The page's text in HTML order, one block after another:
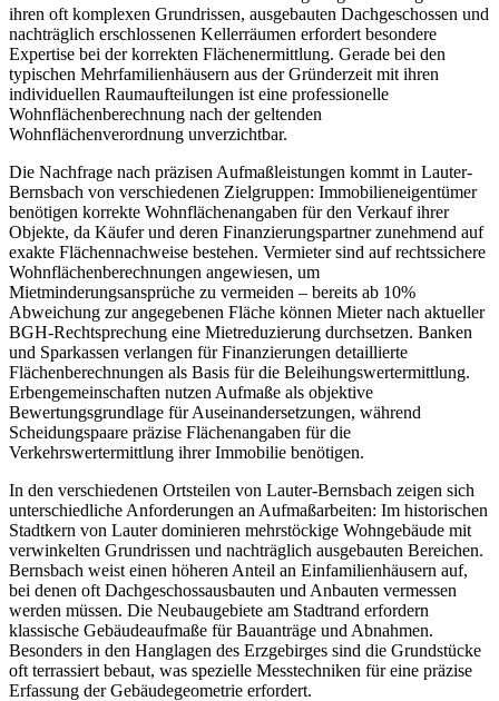
ihren oft komplexen Grundrissen, ausgebauten Dachgeschossen und
nachträglich erschlossenen Kellerräumen erfordert besondere
Expertise bei der korrekten Flächenermittlung. Gerade bei den
typischen Mehrfamilienhäusern aus der Gründerzeit mit ihren
individuellen Raumaufteilungen ist eine professionelle
Wohnflächenberechnung nach der geltenden
Wohnflächenverordnung unverzichtbar.
Die Nachfrage nach präzisen Aufmaßleistungen kommt in Lauter-
Bernsbach von verschiedenen Zielgruppen: Immobilieneigentümer
benötigen korrekte Wohnflächenangaben für den Verkauf ihrer
Objekte, da Käufer und deren Finanzierungspartner zunehmend auf
exakte Flächennachweise bestehen. Vermieter sind auf rechtssichere
Wohnflächenberechnungen angewiesen, um
Mietminderungsansprüche zu vermeiden – bereits ab 10%
Abweichung zur angegebenen Fläche können Mieter nach aktueller
BGH-Rechtsprechung eine Mietreduzierung durchsetzen. Banken
und Sparkassen verlangen für Finanzierungen detaillierte
Flächenberechnungen als Basis für die Beleihungswertermittlung.
Erbengemeinschaften nutzen Aufmaße als objektive
Bewertungsgrundlage für Auseinandersetzungen, während
Scheidungspaare präzise Flächenangaben für die
Verkehrswertermittlung ihrer Immobilie benötigen.
In den verschiedenen Ortsteilen von Lauter-Bernsbach zeigen sich
unterschiedliche Anforderungen an Aufmaßarbeiten: Im historischen
Stadtkern von Lauter dominieren mehrstöckige Wohngebäude mit
verwinkelten Grundrissen und nachträglich ausgebauten Bereichen.
Bernsbach weist einen höheren Anteil an Einfamilienhäusern auf,
bei denen oft Dachgeschossausbauten und Anbauten vermessen
werden müssen. Die Neubaugebiete am Stadtrand erfordern
klassische Gebäudeaufmaße für Bauanträge und Abnahmen.
Besonders in den Hanglagen des Erzgebirges sind die Grundstücke
oft terrassiert bebaut, was spezielle Messtechniken für eine präzise
Erfassung der Gebäudegeometrie erfordert.